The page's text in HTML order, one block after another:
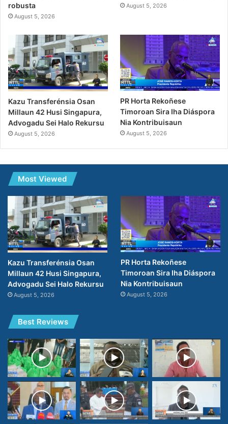
robusta
August 5, 2026
August 5, 2026
Kazu Transferénsia Osan
Millaun 42 Husi Singapura,
Advogadu Sei Halo Rekursu
August 5, 2026
PR Horta Rekoñese
Timoroan Sira Iha Diáspora
Nia Kontribuisaun
August 5, 2026
Most Viewed
Kazu Transferénsia Osan
Millaun 42 Husi Singapura,
Advogadu Sei Halo Rekursu
August 5, 2026
PR Horta Rekoñese
Timoroan Sira Iha Diáspora
Nia Kontribuisaun
August 5, 2026
Best Reviews